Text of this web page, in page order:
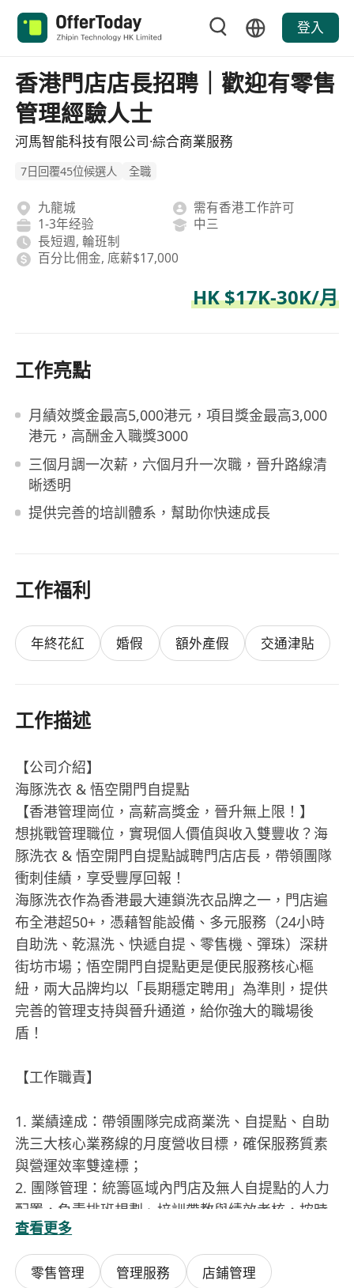
登入
香港門店店長招聘｜歡迎有零售
管理經驗人士
河馬智能科技有限公司·綜合商業服務
7日回覆45位候選人 全職
九龍城
需有香港工作許可
1-3年经验
中三
長短週, 輪班制
百分比佣金, 底薪$17,000
HK $17K-30K/月
工作亮點
月績效獎金最高5,000港元，項目獎金最高3,000
港元，高酬金入職獎3000
三個月調一次薪，六個月升一次職，晉升路線清
晰透明
提供完善的培訓體系，幫助你快速成長
工作福利
年終花紅 婚假 額外產假 交通津貼
工作描述
【公司介紹】
海豚洗衣 & 悟空開門自提點
【香港管理崗位，高薪高獎金，晉升無上限！】
想挑戰管理職位，實現個人價值與收入雙豐收？海
豚洗衣 & 悟空開門自提點誠聘門店店長，帶領團隊
衝刺佳績，享受豐厚回報！
海豚洗衣作為香港最大連鎖洗衣品牌之一，門店遍
布全港超50+，憑藉智能設備、多元服務（24小時
自助洗、乾濕洗、快遞自提、零售機、彈珠）深耕
街坊市場；悟空開門自提點更是便民服務核心樞
紐，兩大品牌均以「長期穩定聘用」為準則，提供
完善的管理支持與晉升通道，給你強大的職場後
盾！
【工作職責】
1. 業績達成：帶領團隊完成商業洗、自提點、自助
洗三大核心業務線的月度營收目標，確保服務質素
與營運效率雙達標；
2. 團隊管理：統籌區域內門店及無人自提點的人力
配置，負責排班規劃、培訓帶教與績效考核，按時
提交下月排班表，確保人力成本控制在預算內；
3. 營運督導：負責區域內所有門店及自提點的巡店
工作，監督營運規範落地，管控門店清潔衛生，配
查看更多
零售管理 管理服務
店鋪管理